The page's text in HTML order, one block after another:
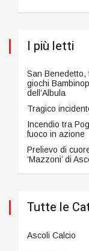
I più letti
San Benedetto,
giochi
dell’Albula
Tragico
Incendio tra
fuoco in azione
Prelievo di
‘Mazzoni’ di
Tutte le
Ascoli Calcio